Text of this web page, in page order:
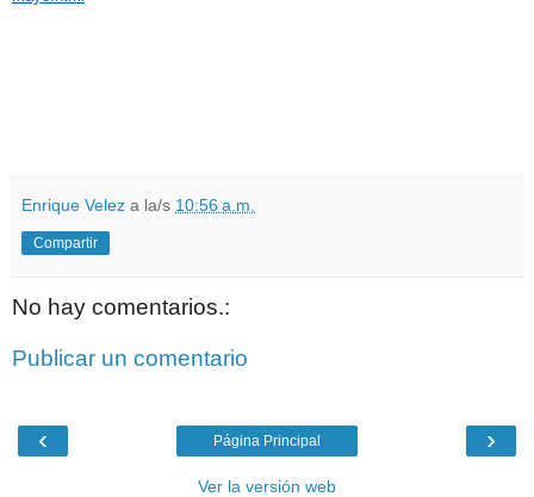
Enrique Velez a la/s 10:56 a.m.
Compartir
No hay comentarios.:
Publicar un comentario
‹ ›
Página Principal
Ver la versión web